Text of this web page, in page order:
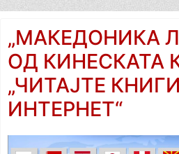
„МАКЕДОНИКА
ОД КИНЕСКАТА
„ЧИТАЈТЕ
ИНТЕРНЕТ“